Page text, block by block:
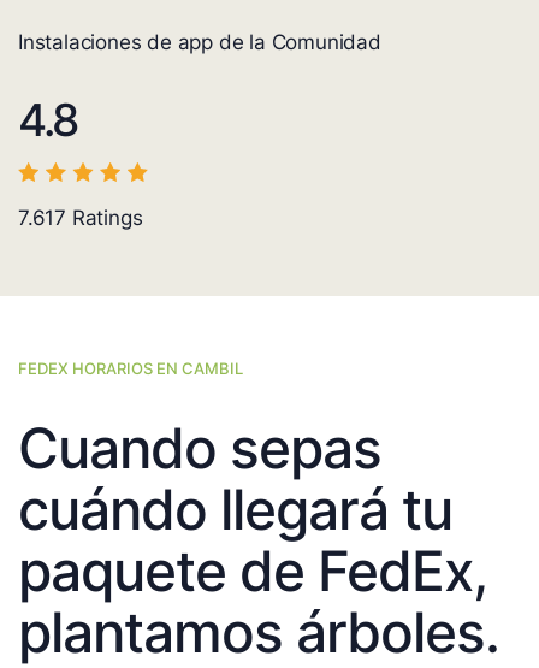
Instalaciones de app de la Comunidad
4.8
7.617 Ratings
FEDEX HORARIOS EN CAMBIL
Cuando sepas
cuándo llegará tu
paquete de FedEx,
plantamos árboles.